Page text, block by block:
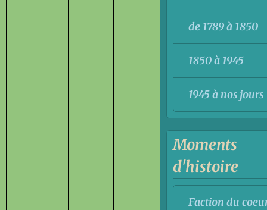
de 1789 à 1850
1850 à 1945
1945 à nos jours
Moments
d'histoire
Faction du